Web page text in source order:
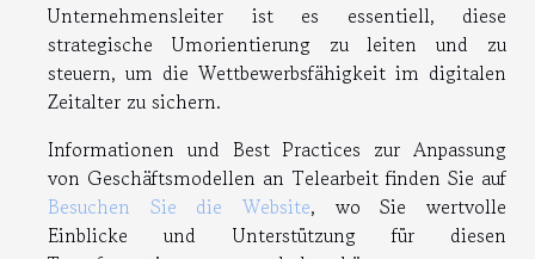
Unternehmensleiter ist es essentiell, diese
strategische Umorientierung zu leiten und zu
steuern, um die Wettbewerbsfähigkeit im digitalen
Zeitalter zu sichern.
Informationen und Best Practices zur Anpassung
von Geschäftsmodellen an Telearbeit finden Sie auf
Besuchen Sie die Website, wo Sie wertvolle
Einblicke und Unterstützung für diesen